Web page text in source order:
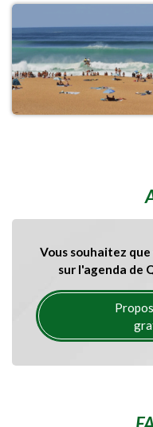
Vous souhaitez
sur l'agenda de